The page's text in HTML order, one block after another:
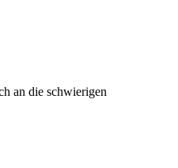
an die schwierigen